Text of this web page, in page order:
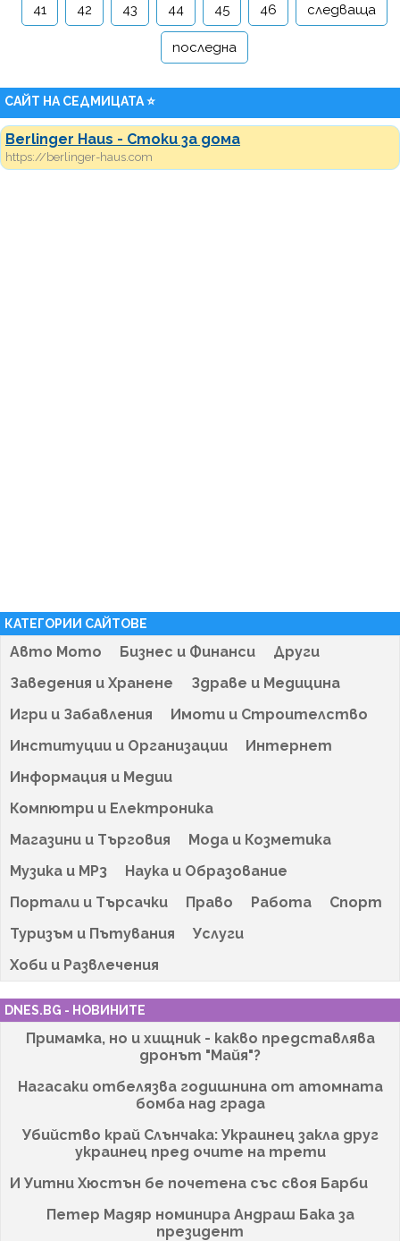
41 42 43 44 45 46 следваща
последна
САЙТ НА СЕДМИЦАТА ⭐
Berlinger Haus - Стоки за дома
https://berlinger-haus.com
КАТЕГОРИИ САЙТОВЕ
Авто Мото Бизнес и Финанси
Други
Заведения и Хранене
Здраве и Медицина
Игри и Забавления
Имоти и Строителство
Институции и Организации
Интернет
Информация и Медии
Компютри и Електроника
Магазини и Търговия
Мода и Козметика
Музика и MP3
Наука и Образование
Портали и Търсачки
Право Работа
Спорт
Туризъм и Пътувания
Услуги
Хоби и Развлечения
DNES.BG - НОВИНИТЕ
Примамка, но и хищник - какво представлява
дронът "Майя"?
Нагасаки отбелязва годишнина от атомната
бомба над града
Убийство край Слънчака: Украинец закла друг
украинец пред очите на трети
И Уитни Хюстън бе почетена със своя Барби
Петер Мадяр номинира Андраш Бака за
президент